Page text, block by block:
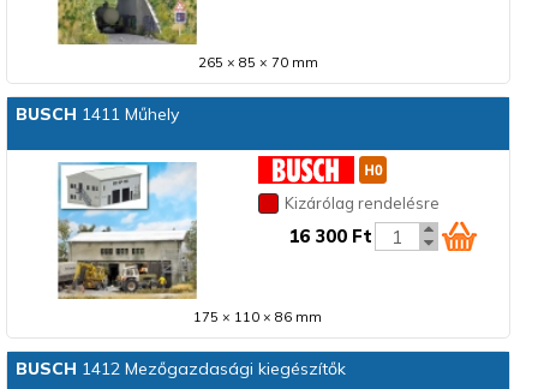
265 × 85 × 70 mm
BUSCH 1411 Műhely
Kizárólag rendelésre
16 300 Ft
175 × 110 × 86 mm
BUSCH 1412 Mezőgazdasági kiegészítők